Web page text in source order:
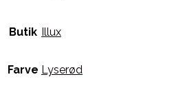
Butik Illux
Farve Lyserød